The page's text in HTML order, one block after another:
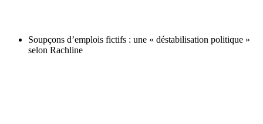
Soupçons d’emplois fictifs : une « déstabilisation politique »
selon Rachline